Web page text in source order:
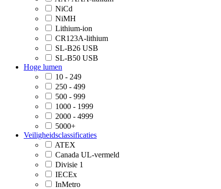
NiCd
NiMH
Lithium-ion
CR123A-lithium
SL-B26 USB
SL-B50 USB
Hoge lumen
10 - 249
250 - 499
500 - 999
1000 - 1999
2000 - 4999
5000+
Veiligheidsclassificaties
ATEX
Canada UL-vermeld
Divisie 1
IECEx
InMetro